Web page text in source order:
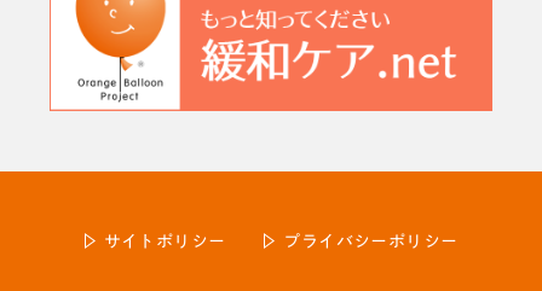
サイトポリシー プライバシーポリシー